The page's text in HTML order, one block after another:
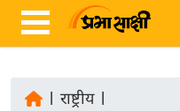
राष्ट्रीय|